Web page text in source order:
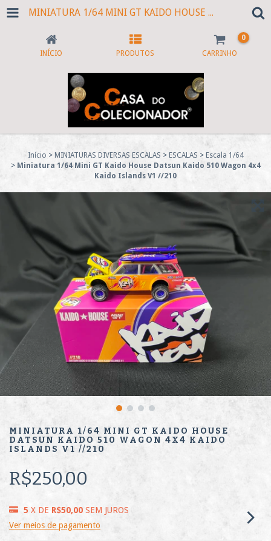
MINIATURA 1/64 MINI GT KAIDO HOUSE DATSUN KAIDO 510 WAGON 4X4 KAIDO ISLANDS V1 //210
INÍCIO PRODUTOS CARRINHO
0
Início > MINIATURAS DIVERSAS ESCALAS > ESCALAS > Escala 1/64
> Miniatura 1/64 Mini GT Kaido House Datsun Kaido 510 Wagon 4x4
Kaido Islands V1 //210
MINIATURA 1/64 MINI GT KAIDO HOUSE
DATSUN KAIDO 510 WAGON 4X4 KAIDO
ISLANDS V1 //210
R$250,00
5 X DE R$50,00 SEM JUROS
Ver meios de pagamento